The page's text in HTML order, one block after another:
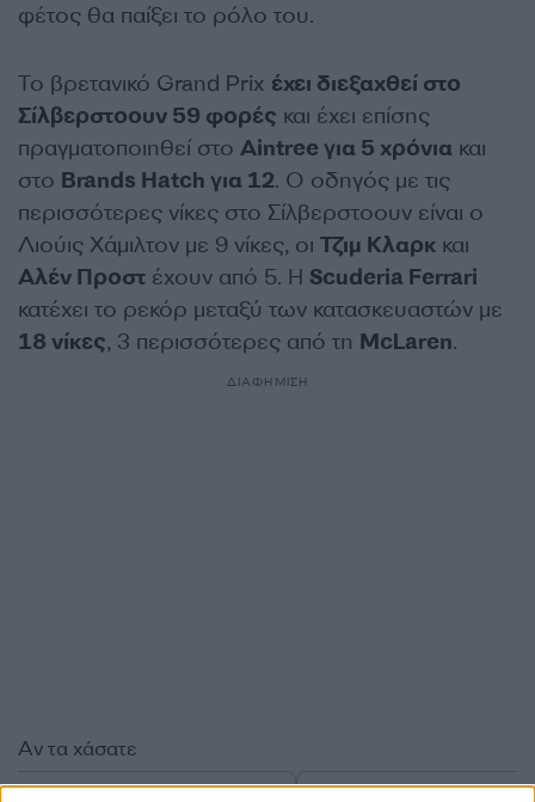
φέτος θα παίξει το ρόλο του.
Το βρετανικό Grand Prix έχει διεξαχθεί στο
Σίλβερστοουν 59 φορές και έχει επίσης
πραγματοποιηθεί στο Aintree για 5 χρόνια και
στο Brands Hatch για 12. Ο οδηγός με τις
περισσότερες νίκες στο Σίλβερστοουν είναι ο
Λιούις Χάμιλτον με 9 νίκες, οι Τζιμ Κλαρκ και
Αλέν Προστ έχουν από 5. Η Scuderia Ferrari
κατέχει το ρεκόρ μεταξύ των κατασκευαστών με
18 νίκες, 3 περισσότερες από τη McLaren.
ΔΙΑΦΗΜΙΣΗ
Αν τα χάσατε